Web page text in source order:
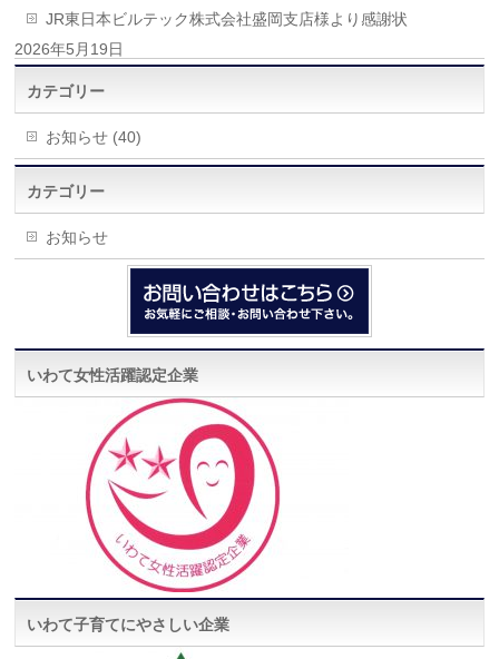
JR東日本ビルテック株式会社盛岡支店様より感謝状
2026年5月19日
カテゴリー
お知らせ (40)
カテゴリー
お知らせ
いわて女性活躍認定企業
いわて子育てにやさしい企業